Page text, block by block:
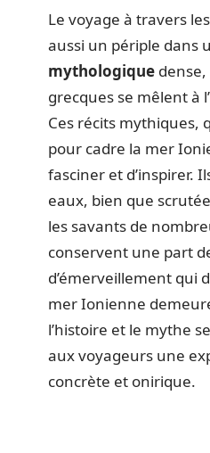
Le voyage à travers
aussi un périple dans
mythologique
grecques se mêlent à
Ces récits mythiques,
pour cadre la mer
fasciner et d’inspirer.
eaux, bien que
les savants de
conservent une part
d’émerveillement qui
mer Ionienne
l’histoire et le mythe
aux voyageurs une
concrète et onirique.